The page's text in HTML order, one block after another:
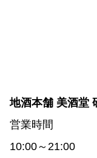
地酒本舗 美酒堂
営業時間
10:00～21:00